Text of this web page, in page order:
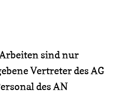
sind nur
Vertreter des AG
des AN